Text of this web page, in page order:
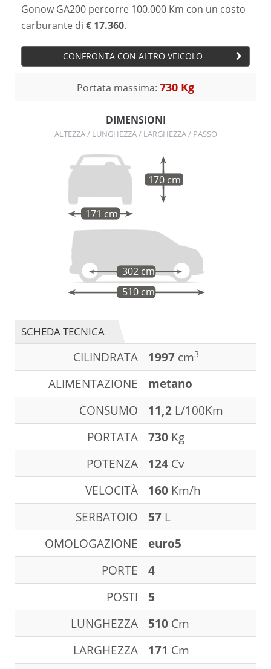
Gonow GA200 percorre 100.000 Km con un costo
carburante di € 17.360.
CONFRONTA CON ALTRO VEICOLO
Portata massima: 730 Kg
DIMENSIONI
ALTEZZA / LUNGHEZZA / LARGHEZZA / PASSO
171 cm
170 cm
510 cm
302 cm
SCHEDA TECNICA
CILINDRATA 1997 cm3
ALIMENTAZIONE
metano
CONSUMO
11,2 L/100Km
PORTATA
730 Kg
POTENZA
124 Cv
VELOCITÀ
160 Km/h
SERBATOIO
57 L
OMOLOGAZIONE
euro5
PORTE
4
POSTI
5
LUNGHEZZA
510 Cm
LARGHEZZA
171 Cm